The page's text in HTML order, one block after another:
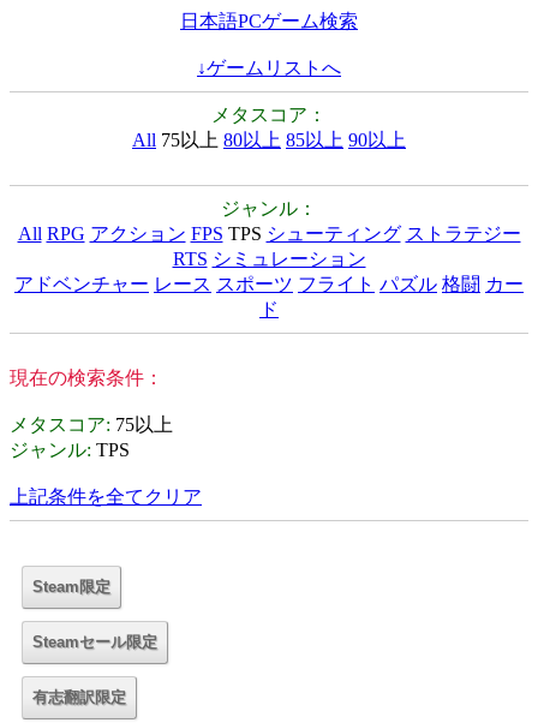
日本語PCゲーム検索
↓ゲームリストへ
メタスコア：
All 75以上 80以上 85以上 90以上
ジャンル：
All RPG アクション FPS TPS シューティング ストラテジー
RTS シミュレーション
アドベンチャー レース スポーツ フライト パズル 格闘 カー
ド
現在の検索条件：
メタスコア: 75以上
ジャンル: TPS
上記条件を全てクリア